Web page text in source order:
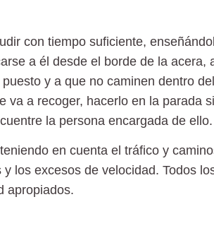
con tiempo suficiente,
a él desde el borde de la acera,
y a que no caminen dentro
va a recoger, hacerlo en la parada
la persona encargada de ello.
teniendo en cuenta el tráfico y
los excesos de velocidad. Todos
apropiados.